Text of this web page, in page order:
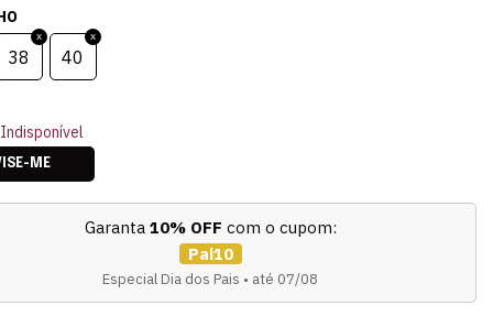
38 40
ME
Garanta 10% OFF com o cupom:
Pai10
Especial Dia dos Pais • até 07/08